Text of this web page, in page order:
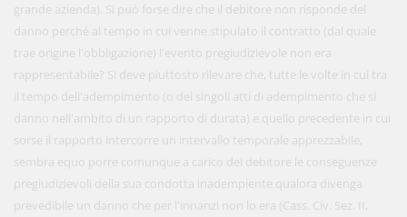
grande azienda). Si può forse dire che il debitore non risponde del
danno perché al tempo in cui venne stipulato il contratto (dal quale
trae origine l'obbligazione) l'evento pregiudizievole non era
rappresentabile? Si deve piuttosto rilevare che, tutte le volte in cui tra
il tempo dell'adempimento (o dei singoli atti di adempimento che si
danno nell'ambito di un rapporto di durata) e quello precedente in cui
sorse il rapporto intercorre un intervallo temporale apprezzabile,
sembra equo porre comunque a carico del debitore le conseguenze
pregiudizievoli della sua condotta inadempiente qualora divenga
prevedibile un danno che per l'innanzi non lo era (Cass. Civ. Sez. II,